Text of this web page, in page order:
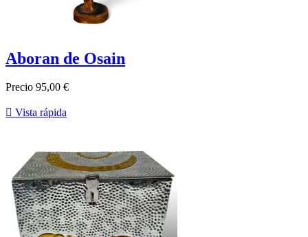
Aboran de Osain
Precio 95,00 €
 Vista rápida